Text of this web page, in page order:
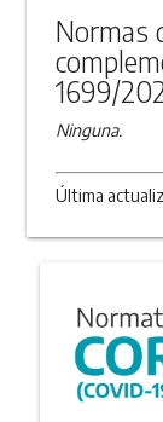
Normas
1699/
Ninguna.
Última